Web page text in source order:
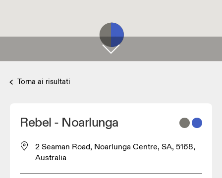
Torna ai risultati
Rebel - Noarlunga
2 Seaman Road, Noarlunga Centre, SA, 5168,
Australia